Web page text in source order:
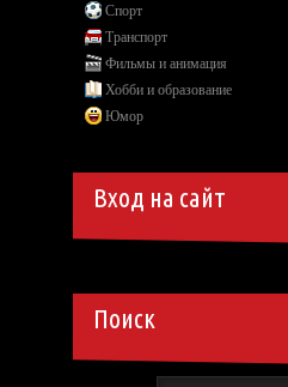
Спорт
Транспорт
Фильмы и анимация
Хобби и образование
Юмор
Вход на сайт
Поиск